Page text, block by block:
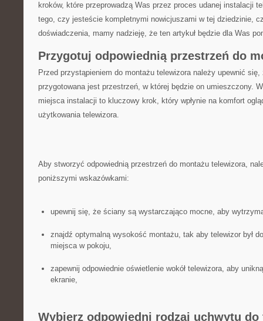
kroków, które przeprowadzą ⁣Was⁣ przez proces udanej instalacji
tego, czy jesteście kompletnymi nowicjuszami w⁤ tej dziedzinie,
doświadczenia, mamy nadzieję, ⁣że ten artykuł będzie ⁣dla Was
Przygotuj odpowiednią ⁤przestrzeń do⁤
Przed ⁣przystąpieniem do montażu telewizora ⁢należy upewnić się,
przygotowana⁤ jest przestrzeń, w której będzie on umieszczony.
miejsca‍ instalacji to ​kluczowy krok,‍ który⁤ wpłynie na komfort
użytkowania telewizora.
Aby ⁢stworzyć ⁣odpowiednią przestrzeń ‌do⁣ montażu telewizora,
poniższymi wskazówkami:
upewnij się, że ściany są wystarczająco mocne, aby
znajdź‍ optymalną ‍wysokość montażu,‍ tak aby telewizor był
miejsca w pokoju,
zapewnij⁤ odpowiednie oświetlenie wokół‌ telewizora, aby
‍ekranie,
Wybierz odpowiedni rodzaj uchwytu do